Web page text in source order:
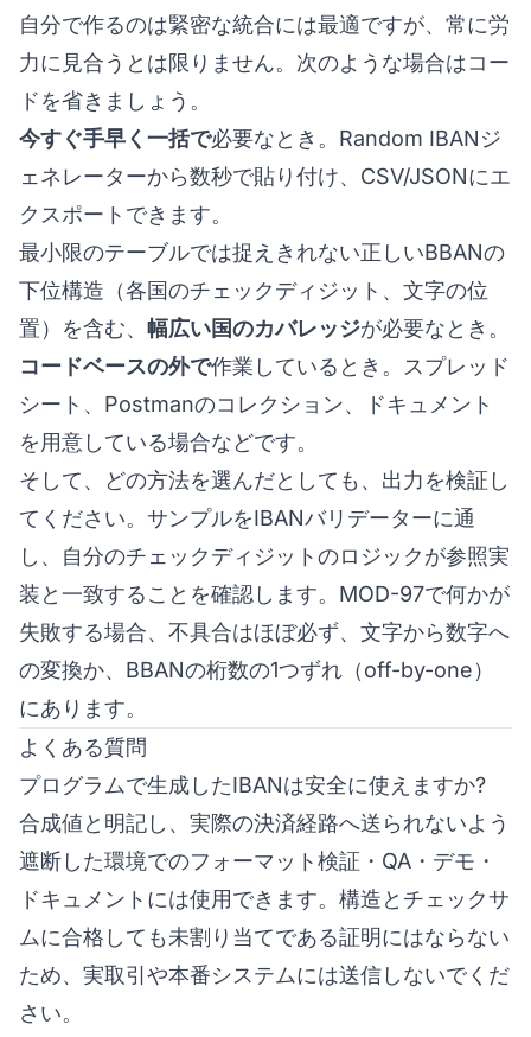
自分で作るのは緊密な統合には最適ですが、常に労
力に見合うとは限りません。次のような場合はコー
ドを省きましょう。
今すぐ手早く一括で必要なとき。 Random IBANジ
ェネレーターから数秒で貼り付け、CSV/JSONにエ
クスポートできます。
最小限のテーブルでは捉えきれない正しいBBANの
下位構造（各国のチェックディジット、文字の位
置）を含む、 幅広い国のカバレッジが必要なとき。
コードベースの外で作業しているとき。スプレッド
シート、Postmanのコレクション、ドキュメント
を用意している場合などです。
そして、どの方法を選んだとしても、出力を検証し
てください。サンプルをIBANバリデーターに通
し、自分のチェックディジットのロジックが参照実
装と一致することを確認します。MOD-97で何かが
失敗する場合、不具合はほぼ必ず、文字から数字へ
の変換か、BBANの桁数の1つずれ（off-by-one）
にあります。
よくある質問
プログラムで生成したIBANは安全に使えますか?
合成値と明記し、実際の決済経路へ送られないよう
遮断した環境でのフォーマット検証・QA・デモ・
ドキュメントには使用できます。構造とチェックサ
ムに合格しても未割り当てである証明にはならない
ため、実取引や本番システムには送信しないでくだ
さい。